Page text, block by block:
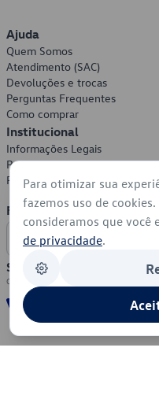
Ajuda
Quem Somos
Atendimento (SAC)
Devoluções e trocas
Perguntas Frequentes
Como comprar
Institucional
Informações Legais
Política de Privacidade
Política de Cookies
Formas de Pagamento
Segurança
Para otimizar sua
fazemos uso de
consideramos que você
de privacidade.